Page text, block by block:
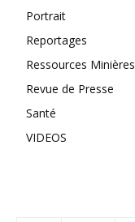
Portrait
Reportages
Ressources Minières
Revue de Presse
Santé
VIDEOS